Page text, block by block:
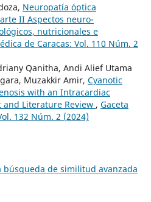
Neuropatía óptica
II Aspectos neuro-
nutricionales e
de Caracas: Vol. 110 Núm. 2
Qanitha, Andi Alief Utama
Muzakkir Amir, Cyanotic
with an Intracardiac
and Literature Review , Gaceta
132 Núm. 2 (2024)
de similitud avanzada